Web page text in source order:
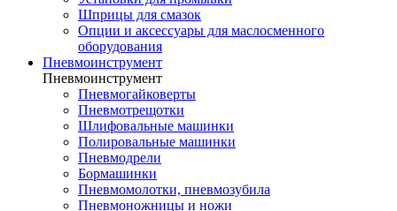
Шприцы для смазок
Опции и аксессуары для маслосменного
оборудования
Пневмоинструмент
Пневмоинструмент
Пневмогайковерты
Пневмотрещотки
Шлифовальные машинки
Полировальные машинки
Пневмодрели
Бормашинки
Пневмомолотки, пневмозубила
Пневмоножницы и ножи